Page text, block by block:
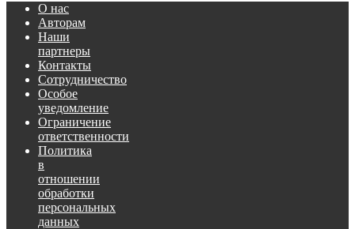
О нас
Авторам
Наши
партнеры
Контакты
Сотрудничество
Особое
уведомление
Ограничение
ответственности
Политика
в
отношении
обработки
персональных
данных